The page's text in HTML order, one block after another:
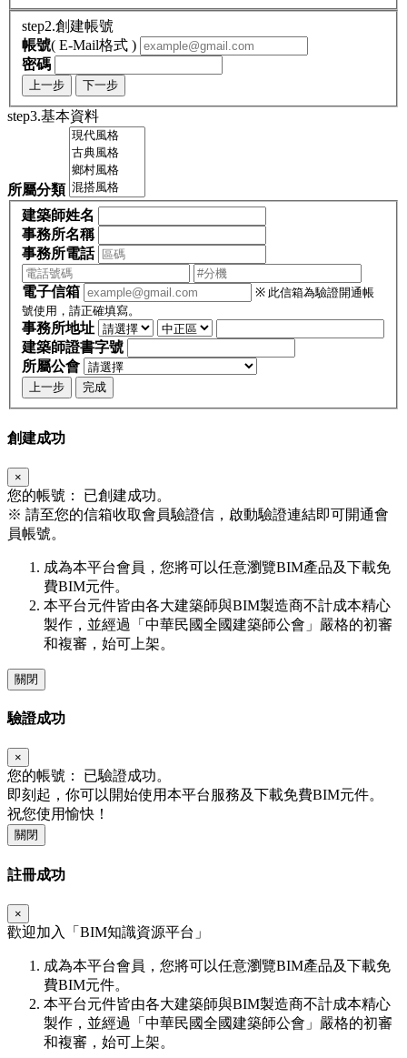
step2.創建帳號
帳號( E-Mail格式 )
密碼
上一步 下一步
step3.基本資料
所屬分類
建築師姓名
事務所名稱
事務所電話
電子信箱
※ 此信箱為驗證開通帳
號使用，請正確填寫。
事務所地址
建築師證書字號
所屬公會
上一步 完成
創建成功
×
您的帳號：
已創建成功。
※ 請至您的信箱收取會員驗證信，啟動驗證連結即可開通會
員帳號。
成為本平台會員，您將可以任意瀏覽BIM產品及下載免
費BIM元件。
本平台元件皆由各大建築師與BIM製造商不計成本精心
製作，並經過「中華民國全國建築師公會」嚴格的初審
和複審，始可上架。
關閉
驗證成功
×
您的帳號：
已驗證成功。
即刻起，你可以開始使用本平台服務及下載免費BIM元件。
祝您使用愉快！
關閉
註冊成功
×
歡迎加入「 BIM知識資源平台」
成為本平台會員，您將可以任意瀏覽BIM產品及下載免
費BIM元件。
本平台元件皆由各大建築師與BIM製造商不計成本精心
製作，並經過「中華民國全國建築師公會」嚴格的初審
和複審，始可上架。